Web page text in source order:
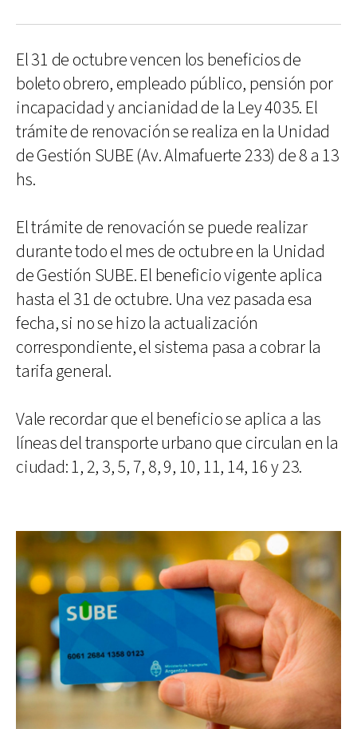
El 31 de octubre vencen los beneficios de
boleto obrero, empleado público, pensión por
incapacidad y ancianidad de la Ley 4035. El
trámite de renovación se realiza en la Unidad
de Gestión SUBE (Av. Almafuerte 233) de 8 a 13
hs.
El trámite de renovación se puede realizar
durante todo el mes de octubre en la Unidad
de Gestión SUBE. El beneficio vigente aplica
hasta el 31 de octubre. Una vez pasada esa
fecha, si no se hizo la actualización
correspondiente, el sistema pasa a cobrar la
tarifa general.
Vale recordar que el beneficio se aplica a las
líneas del transporte urbano que circulan en la
ciudad: 1, 2, 3, 5, 7, 8, 9, 10, 11, 14, 16 y 23.